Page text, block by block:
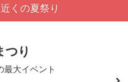
くの夏祭り
つり
最大イベント